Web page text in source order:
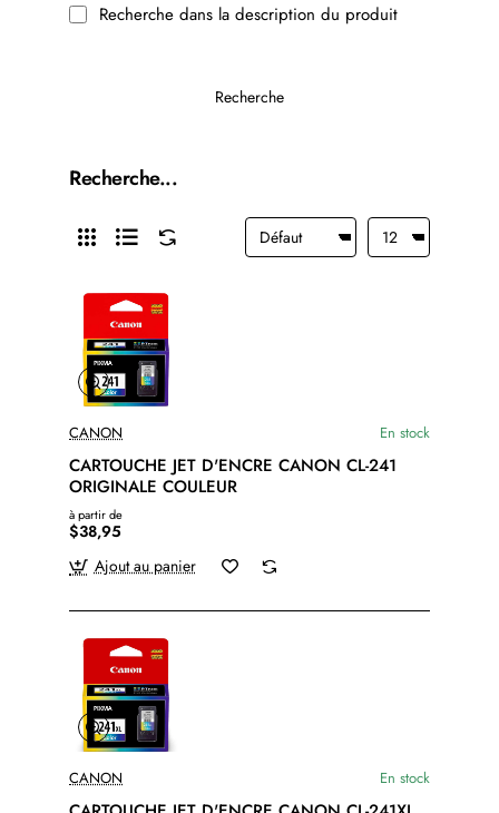
Recherche dans la description du produit
Recherche
Recherche...
CANON En stock
CARTOUCHE JET D'ENCRE CANON CL-241
ORIGINALE COULEUR
à partir de
$38,95
Ajout au panier
CANON En stock